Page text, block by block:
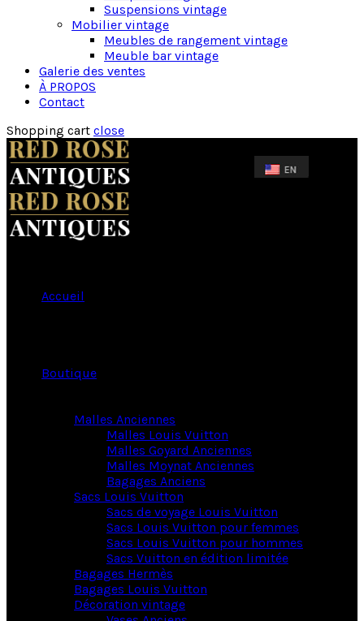
Suspensions vintage
Mobilier vintage
Meubles de rangement vintage
Meuble bar vintage
Galerie des ventes
À PROPOS
Contact
Shopping cart close
Accueil
Boutique
Malles Anciennes
Malles Louis Vuitton
Malles Goyard Anciennes
Malles Moynat Anciennes
Bagages Anciens
Sacs Louis Vuitton
Sacs de voyage Louis Vuitton
Sacs Louis Vuitton pour femmes
Sacs Louis Vuitton pour hommes
Sacs Vuitton en édition limitée
Bagages Hermès
Bagages Louis Vuitton
Décoration vintage